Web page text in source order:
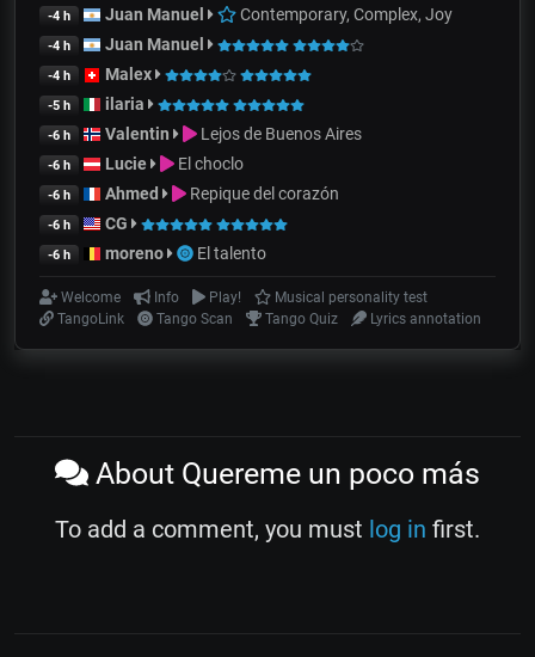
-4 h Juan Manuel Contemporary, Complex, Joy
-4 h Juan Manuel
-4 h Malex
-5 h ilaria
-6 h Valentin Lejos de Buenos Aires
-6 h Lucie El choclo
-6 h Ahmed Repique del corazón
-6 h CG
-6 h moreno El talento
Welcome Info Play!
Musical personality test
TangoLink
Tango Scan Tango Quiz Lyrics annotation
About Quereme un poco más
To add a comment, you must log in first.